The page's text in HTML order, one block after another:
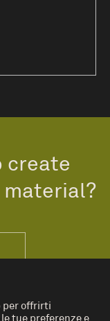
create
per offrirti